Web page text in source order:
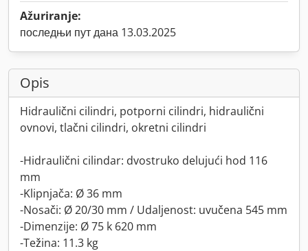
Ažuriranje:
последњи пут дана 13.03.2025
Opis
Hidraulični cilindri, potporni cilindri, hidraulični
ovnovi, tlačni cilindri, okretni cilindri
-Hidraulični cilindar: dvostruko delujući hod 116
mm
-Klipnjača: Ø 36 mm
-Nosači: Ø 20/30 mm / Udaljenost: uvučena 545 mm
-Dimenzije: Ø 75 k 620 mm
-Težina: 11.3 kg